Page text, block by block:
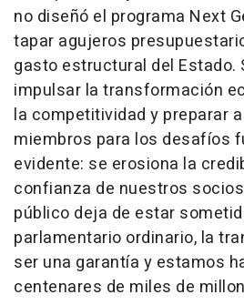
no diseñó el programa Next
tapar agujeros
gasto estructural del Estado.
impulsar la transformación
la competitividad y preparar
miembros para los desafíos
evidente: se erosiona la
confianza de nuestros
público deja de estar
parlamentario ordinario, la
ser una garantía y estamos
centenares de miles de